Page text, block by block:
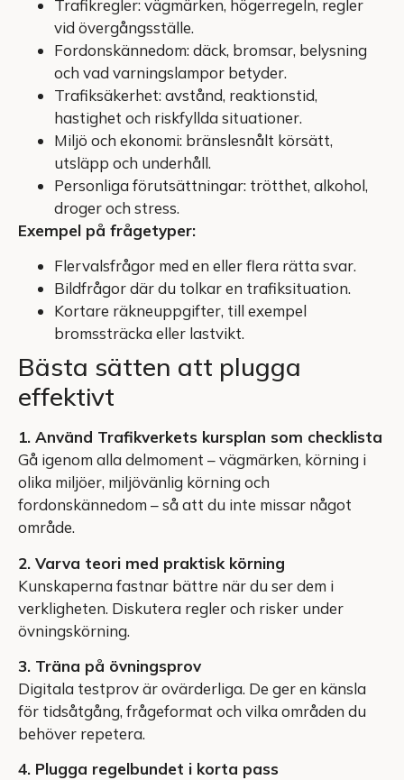
Trafikregler: vägmärken, högerregeln, regler
vid övergångsställe.
Fordonskännedom: däck, bromsar, belysning
och vad varningslampor betyder.
Trafiksäkerhet: avstånd, reaktionstid,
hastighet och riskfyllda situationer.
Miljö och ekonomi: bränslesnålt körsätt,
utsläpp och underhåll.
Personliga förutsättningar: trötthet, alkohol,
droger och stress.
Exempel på frågetyper:
Flervalsfrågor med en eller flera rätta svar.
Bildfrågor där du tolkar en trafiksituation.
Kortare räkneuppgifter, till exempel
bromssträcka eller lastvikt.
Bästa sätten att plugga
effektivt
1. Använd Trafikverkets kursplan som checklista
Gå igenom alla delmoment – vägmärken, körning i
olika miljöer, miljövänlig körning och
fordonskännedom – så att du inte missar något
område.
2. Varva teori med praktisk körning
Kunskaperna fastnar bättre när du ser dem i
verkligheten. Diskutera regler och risker under
övningskörning.
3. Träna på övningsprov
Digitala testprov är ovärderliga. De ger en känsla
för tidsåtgång, frågeformat och vilka områden du
behöver repetera.
4. Plugga regelbundet i korta pass